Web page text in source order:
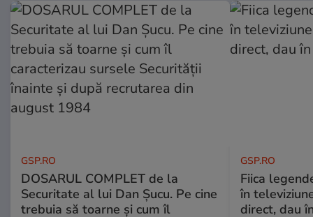
GSP.RO
DOSARUL COMPLET de la
Securitate al lui Dan Șucu. Pe cine
trebuia să toarne și cum îl
GSP.RO
Fiica
în
direct, dau